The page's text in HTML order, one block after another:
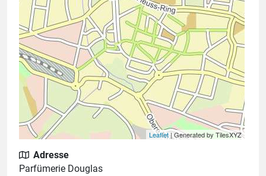
Leaflet| Generated by TilesXYZ
Adresse
Parfümerie Douglas